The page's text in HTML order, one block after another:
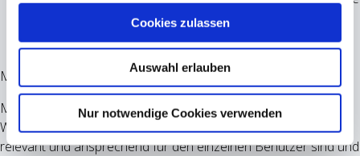
Cookies zulassen
Auswahl erlauben
Nur notwendige Cookies verwenden
während der
Marketing (1)
Marketing-Cookies werden verwendet, um Besuchern auf
Webseiten zu folgen. Die Absicht ist, Anzeigen zu zeigen, die
relevant und ansprechend für den einzelnen Benutzer sind und